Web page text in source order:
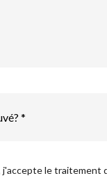
le traitement